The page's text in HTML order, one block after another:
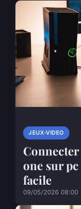
JEUX-VIDEO
one sur
facile
09/05/2026 08:00